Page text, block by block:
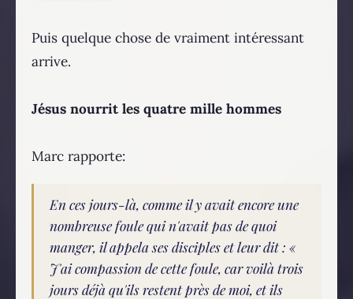
Puis quelque chose de vraiment intéressant
arrive.
Jésus nourrit les quatre mille hommes
Marc rapporte:
En ces jours-là, comme il y avait encore une
nombreuse foule qui n'avait pas de quoi
manger, il appela ses disciples et leur dit : «
J'ai compassion de cette foule, car voilà trois
jours déjà qu'ils restent près de moi, et ils